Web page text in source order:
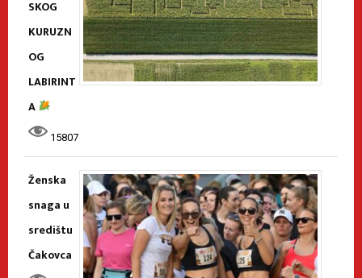
SKOG
KURUZN
OG
LABIRINT
A
15807
Ženska
snaga u
središtu
Čakovca